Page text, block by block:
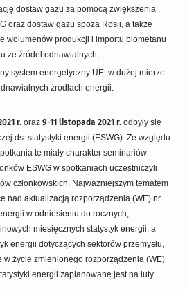
dostaw gazu za pomocą zwiększenia
oraz dostaw gazu spoza Rosji, a także
wolumenów produkcji i importu biometanu
ze źródeł odnawialnych;
system energetyczny UE, w dużej mierze
źródłach energii.
r. oraz9-11 listopada 2021 r. odbyły się
ds. statystyki energii (ESWG). Ze względu
te miały charakter seminariów
ESWG w spotkaniach uczestniczyli
członkowskich. Najważniejszym tematem
nad aktualizacją rozporządzenia (WE) nr
w odniesieniu do rocznych,
miesięcznych statystyk energii, a
energii dotyczących sektorów przemysłu,
w życie zmienionego rozporządzenia (WE)
energii zaplanowane jest na luty